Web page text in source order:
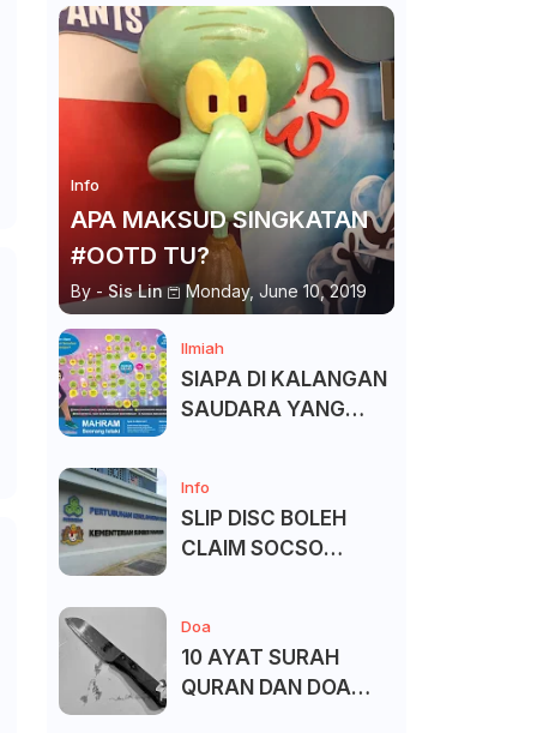
Info
APA MAKSUD SINGKATAN
#OOTD TU?
By - Sis Lin Monday, June 10, 2019
Ilmiah
SIAPA DI KALANGAN
SAUDARA YANG
Info
SLIP DISC BOLEH
CLAIM SOCSO
Doa
10 AYAT SURAH
QURAN DAN DOA